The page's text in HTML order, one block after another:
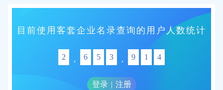
目前使用客套企业名录查询的用户人数统计
2 , 6 5 3 , 9 1 4
登录 | 注册